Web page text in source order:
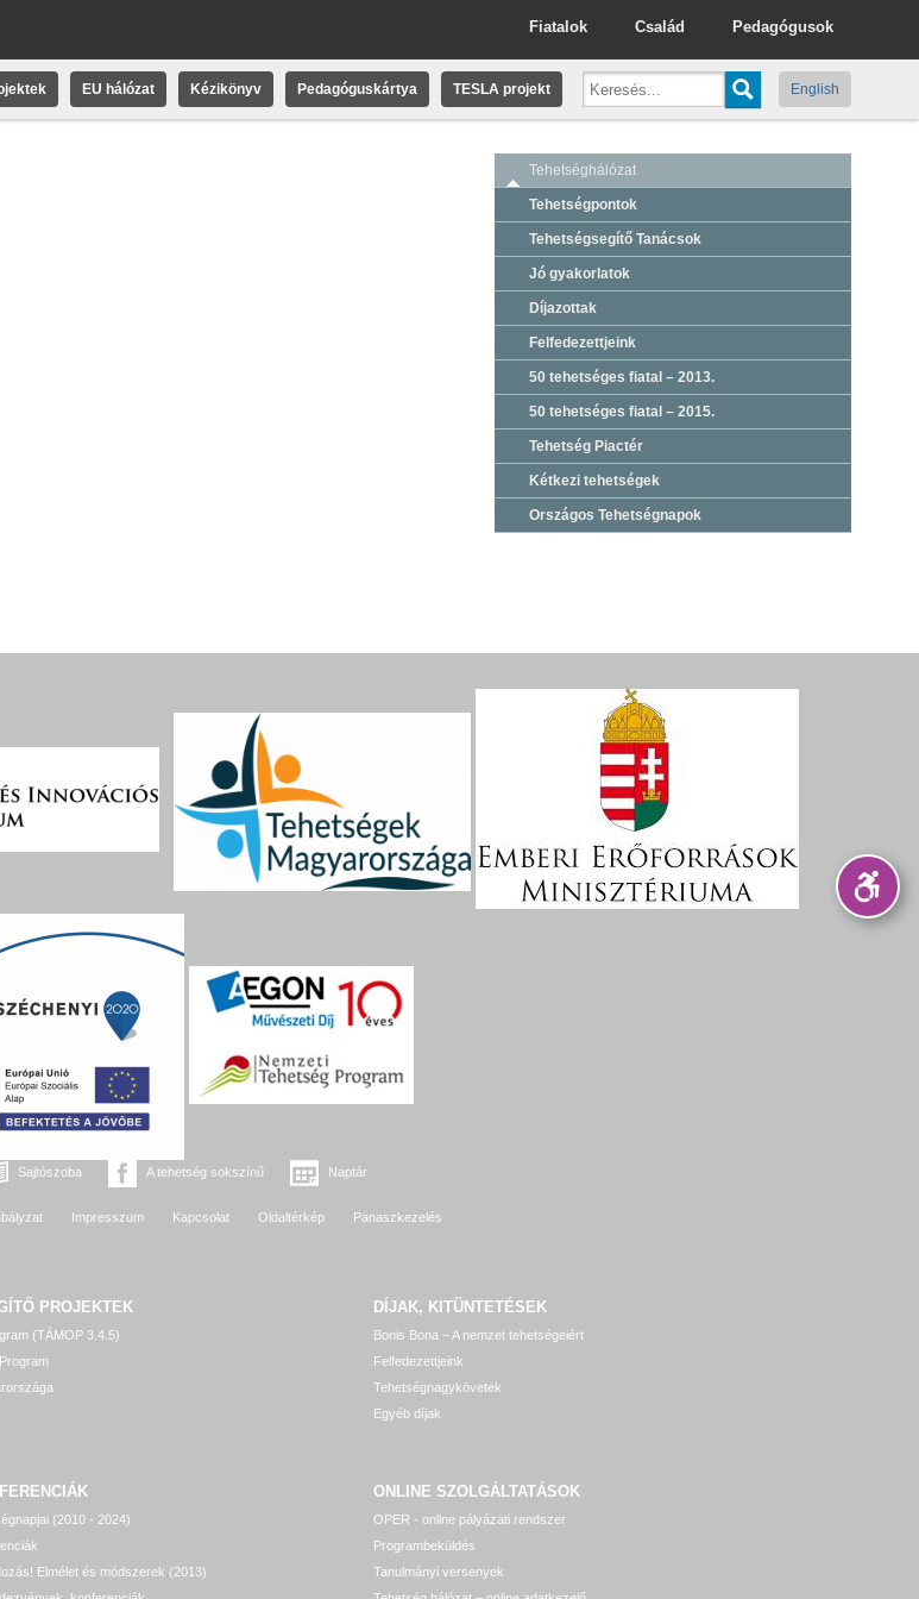
Pedagógusok
Család
Fiatalok
EU hálózat Kézikönyv Pedagóguskártya TESLA projekt English
Tehetséghálózat
Tehetségpontok
Tehetségsegítő Tanácsok
Jó gyakorlatok
Díjazottak
Felfedezettjeink
50 tehetséges fiatal – 2013.
50 tehetséges fiatal – 2015.
Tehetség Piactér
Kétkezi tehetségek
Országos Tehetségnapok
Sajtószoba A tehetség sokszínű Naptár
Impresszum Kapcsolat Oldaltérkép Panaszkezelés
PROJEKTEK
(TÁMOP 3.4.5)
DÍJAK, KITÜNTETÉSEK
Bonis Bona – A nemzet tehetségeiért
Felfedezettjeink
Tehetségnagykövetek
Egyéb díjak
(2010 - 2024)
Elmélet és módszerek (2013)
ONLINE SZOLGÁLTATÁSOK
OPER - online pályázati rendszer
Programbeküldés
Tanulmányi versenyek